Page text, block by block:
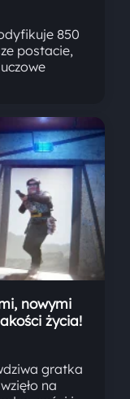
850
postacie,
nowymi
życia!
gratka
na